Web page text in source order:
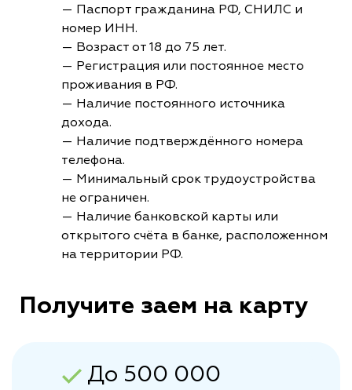
— Паспорт гражданина РФ, СНИЛС и
номер ИНН.
— Возраст от 18 до 75 лет.
— Регистрация или постоянное место
проживания в РФ.
— Наличие постоянного источника
дохода.
— Наличие подтверждённого номера
телефона.
— Минимальный срок трудоустройства
не ограничен.
— Наличие банковской карты или
открытого счёта в банке, расположенном
на территории РФ.
Получите заем на карту
До 500 000